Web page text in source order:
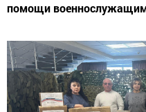
помощи